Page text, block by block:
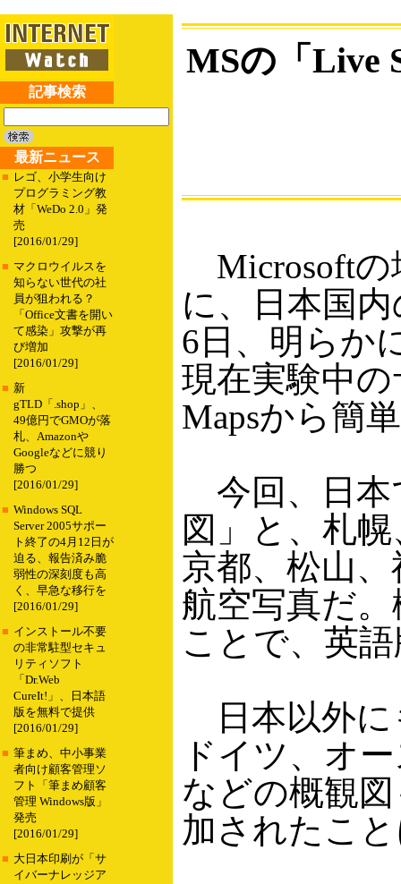
記事検索
最新ニュース
■ レゴ、小学生向け
プログラミング教
材「WeDo 2.0」発
売
[2016/01/29]
■ マクロウイルスを
知らない世代の社
員が狙われる？
「Office文書を開い
て感染」攻撃が再
び増加
[2016/01/29]
■ 新
gTLD「.shop」、
49億円でGMOが落
札、Amazonや
Googleなどに競り
勝つ
[2016/01/29]
■ Windows SQL
Server 2005サポー
ト終了の4月12日が
迫る、報告済み脆
弱性の深刻度も高
く、早急な移行を
[2016/01/29]
■ インストール不要
の非常駐型セキュ
リティソフト
「Dr.Web
CureIt!」、日本語
版を無料で提供
[2016/01/29]
■ 筆まめ、中小事業
者向け顧客管理ソ
フト「筆まめ顧客
管理 Windows版」
発売
[2016/01/29]
■ 大日本印刷が「サ
イバーナレッジア
MSの「Live
Microsoftの
に、日本国
6日、明らか
現在実験中の
Mapsから簡
今回、日本
図」と、札
京都、松山
航空写真だ
ことで、英
日本以外に
ドイツ、オ
などの概観
加されたこ